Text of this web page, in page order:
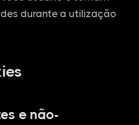
durante a utilização
e não-